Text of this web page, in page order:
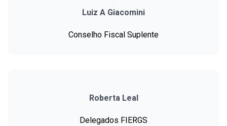
Luiz A Giacomini
Conselho Fiscal Suplente
Roberta Leal
Delegados FIERGS